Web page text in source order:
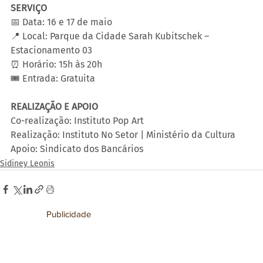
SERVIÇO
📅 Data: 16 e 17 de maio
📍 Local: Parque da Cidade Sarah Kubitschek –
Estacionamento 03
⏰ Horário: 15h às 20h
🎟️ Entrada: Gratuita
REALIZAÇÃO E APOIO
Co-realização: Instituto Pop Art
Realização: Instituto No Setor | Ministério da Cultura
Apoio: Sindicato dos Bancários
Sidiney Leonis
Publicidade